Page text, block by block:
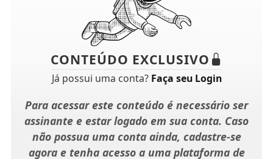
CONTEÚDO EXCLUSIVO
Já possui uma conta? Faça seu Login
Para acessar este conteúdo é necessário ser
assinante e estar logado em sua conta. Caso
não possua uma conta ainda, cadastre-se
agora e tenha acesso a uma plataforma de